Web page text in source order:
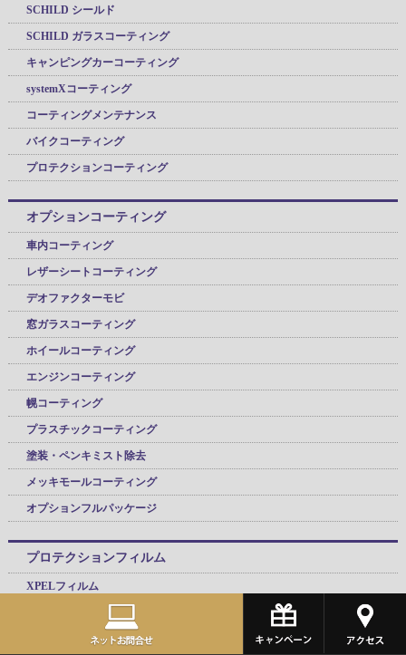
SCHILD シールド
SCHILD ガラスコーティング
キャンピングカーコーティング
systemXコーティング
コーティングメンテナンス
バイクコーティング
プロテクションコーティング
オプションコーティング
車内コーティング
レザーシートコーティング
デオファクターモビ
窓ガラスコーティング
ホイールコーティング
エンジンコーティング
幌コーティング
プラスチックコーティング
塗装・ペンキミスト除去
メッキモールコーティング
オプションフルパッケージ
プロテクションフィルム
XPELフィルム
ヘッドライトプロテクションフィルム